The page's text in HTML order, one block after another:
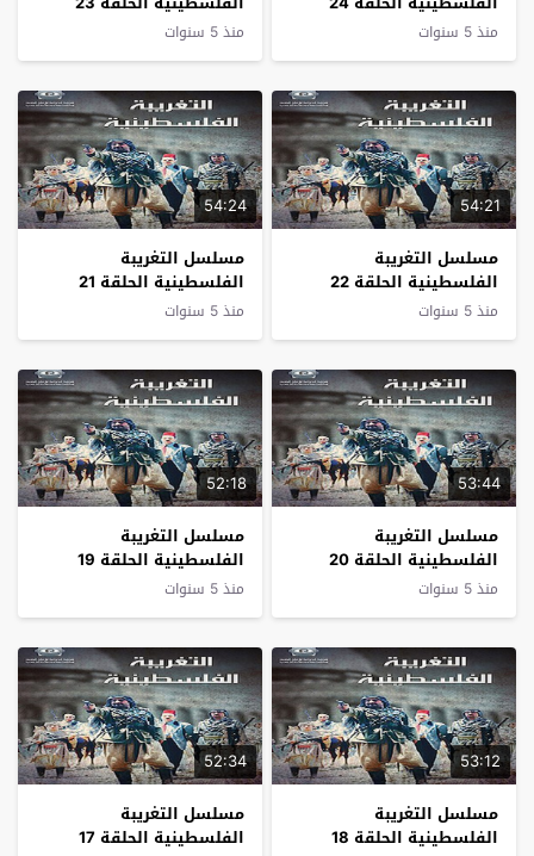
منذ 5 سنوات منذ 5 سنوات
54:21
مسلسل التغريبة
الفلسطينية الحلقة 22
منذ 5 سنوات
54:24
مسلسل التغريبة
الفلسطينية الحلقة 21
منذ 5 سنوات
53:44
مسلسل التغريبة
الفلسطينية الحلقة 20
منذ 5 سنوات
52:18
مسلسل التغريبة
الفلسطينية الحلقة 19
منذ 5 سنوات
53:12
مسلسل التغريبة
الفلسطينية الحلقة 18
52:34
مسلسل التغريبة
الفلسطينية الحلقة 17